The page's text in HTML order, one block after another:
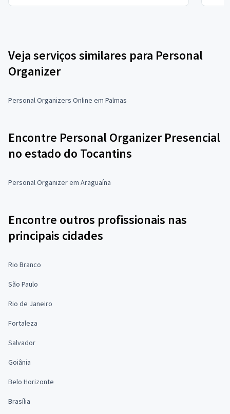
Veja serviços similares para Personal
Organizer
Personal Organizers Online em Palmas
Encontre Personal Organizer Presencial
no estado do Tocantins
Personal Organizer em Araguaína
Encontre outros profissionais nas
principais cidades
Rio Branco
São Paulo
Rio de Janeiro
Fortaleza
Salvador
Goiânia
Belo Horizonte
Brasília